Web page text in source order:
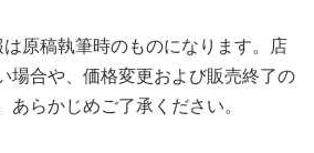
原稿執筆時のものになります。店
場合や、価格変更および販売終了の
あらかじめご了承ください。